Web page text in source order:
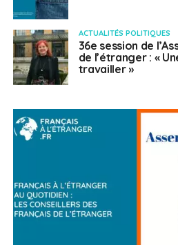
ACTUALITÉS POLITIQUES
36e session de
de l’étranger : «
travailler »